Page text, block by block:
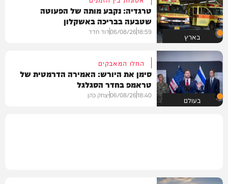
בארץ
טרגדיה: נקבע מותה של הפעוטה
שטבעה בבריכה באשקלון
18:59
06/08/26דוד חדד
בעולם
החלו המאבקים
סימן את היורש: האמירה הדרמטית של
טראמפ בחדר הסגלגל
18:40
06/08/26יצחק כהן